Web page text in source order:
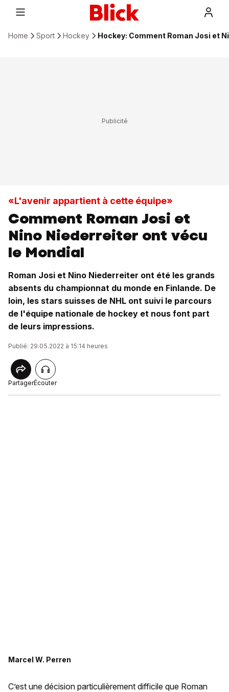
Home Sport Hockey Hockey: Comment Roman Josi et
«L'avenir appartient à cette équipe»
Comment Roman Josi et
Nino Niederreiter ont vécu
le Mondial
Roman Josi et Nino Niederreiter ont été les grands
absents du championnat du monde en Finlande. De
loin, les stars suisses de NHL ont suivi le parcours
de l'équipe nationale de hockey et nous font part
de leurs impressions.
Publié: 29.05.2022 à 15:14 heures
PartagerÉcouter
Marcel W. Perren
C’est une décision particulièrement difficile que Roman